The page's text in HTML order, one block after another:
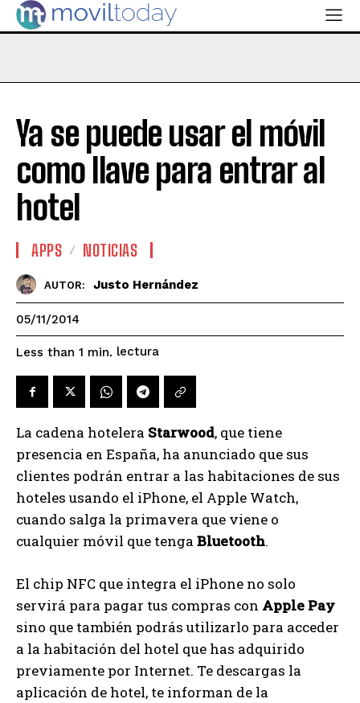
Ya se puede usar el móvil
como llave para entrar al
hotel
APPS NOTICIAS
AUTOR: Justo Hernández
05/11/2014
Less than 1 min. lectura
La cadena hotelera Starwood, que tiene
presencia en España, ha anunciado que sus
clientes podrán entrar a las habitaciones de sus
hoteles usando el iPhone, el Apple Watch,
cuando salga la primavera que viene o
cualquier móvil que tenga Bluetooth.
El chip NFC que integra el iPhone no solo
servirá para pagar tus compras con Apple Pay
sino que también podrás utilizarlo para acceder
a la habitación del hotel que has adquirido
previamente por Internet. Te descargas la
aplicación de hotel, te informan de la